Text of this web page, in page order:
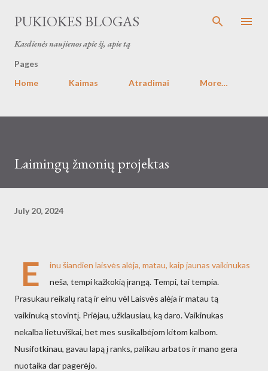
Skip to main content
PUKIOKES BLOGAS
Kasdienės naujienos apie šį, apie tą
Pages
Home
Kaimas Atradimai More…
Laimingų žmonių projektas
July 20, 2024
E
inu šiandien laisvės alėja, matau, kaip jaunas vaikinukas
neša, tempi kažkokią įrangą. Tempi, tai tempia.
Prasukau reikalų ratą ir einu vėl Laisvės alėja ir matau tą
vaikinuką stovintį. Priėjau, užklausiau, ką daro. Vaikinukas
nekalba lietuviškai, bet mes susikalbėjom kitom kalbom.
Nusifotkinau, gavau lapą į ranks, palikau arbatos ir mano gera
nuotaika dar pagerėjo.